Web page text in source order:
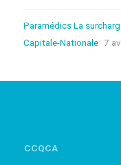
Paramédics La
Capitale-Nationale 7
CCQCA